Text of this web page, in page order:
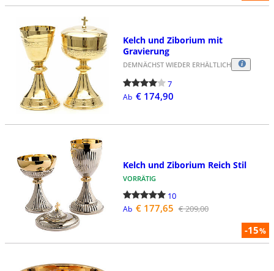
Kelch und Ziborium mit
Gravierung
DEMNÄCHST WIEDER ERHÄLTLICH
7
Ab € 174,90
-15%
Kelch und Ziborium Reich Stil
VORRÄTIG
10
Ab € 177,65 € 209,00